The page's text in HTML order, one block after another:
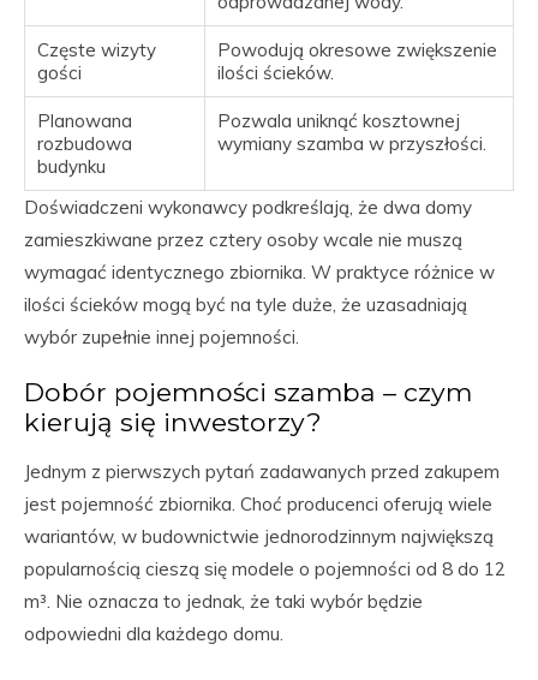
Częste wizyty
gości
Powodują okresowe zwiększenie
ilości ścieków.
Planowana
rozbudowa
budynku
Pozwala uniknąć kosztownej
wymiany szamba w przyszłości.
Doświadczeni wykonawcy podkreślają, że dwa domy
zamieszkiwane przez cztery osoby wcale nie muszą
wymagać identycznego zbiornika. W praktyce różnice w
ilości ścieków mogą być na tyle duże, że uzasadniają
wybór zupełnie innej pojemności.
Dobór pojemności szamba – czym
kierują się inwestorzy?
Jednym z pierwszych pytań zadawanych przed zakupem
jest pojemność zbiornika. Choć producenci oferują wiele
wariantów, w budownictwie jednorodzinnym największą
popularnością cieszą się modele o pojemności od 8 do 12
m³. Nie oznacza to jednak, że taki wybór będzie
odpowiedni dla każdego domu.